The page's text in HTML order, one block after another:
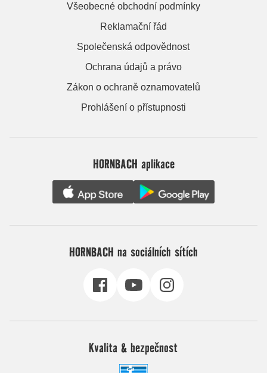
Všeobecné obchodní podmínky
Reklamační řád
Společenská odpovědnost
Ochrana údajů a právo
Zákon o ochraně oznamovatelů
Prohlášení o přístupnosti
HORNBACH aplikace
HORNBACH na sociálních sítích
Kvalita & bezpečnost